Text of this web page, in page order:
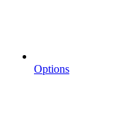
Options